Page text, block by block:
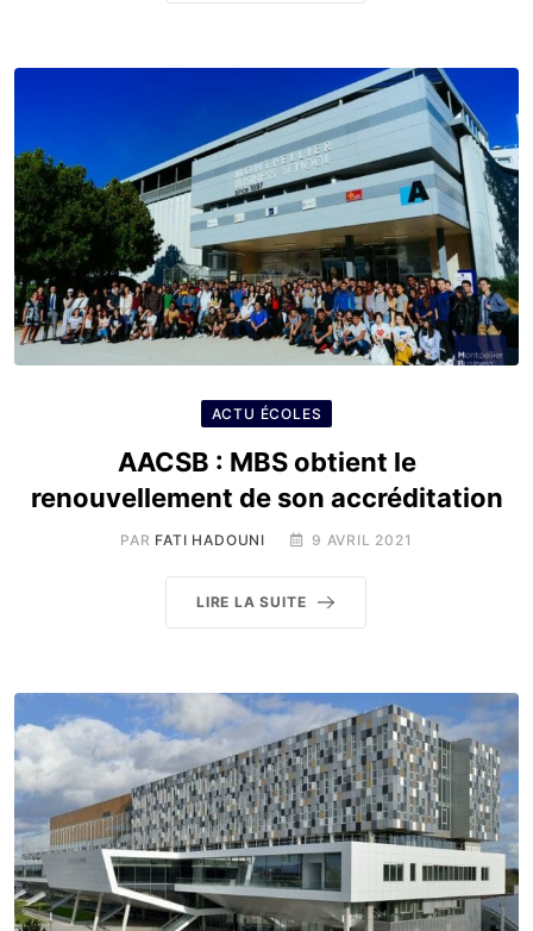
ACTU ÉCOLES
AACSB : MBS obtient le
renouvellement de son accréditation
PAR FATI HADOUNI 9 AVRIL 2021
LIRE LA SUITE